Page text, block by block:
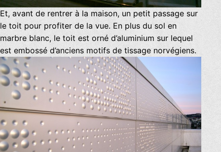
Et, avant de rentrer à la maison, un petit passage sur
le toit pour profiter de la vue. En plus du sol en
marbre blanc, le toit est orné d’aluminium sur lequel
est embossé d’anciens motifs de tissage norvégiens.